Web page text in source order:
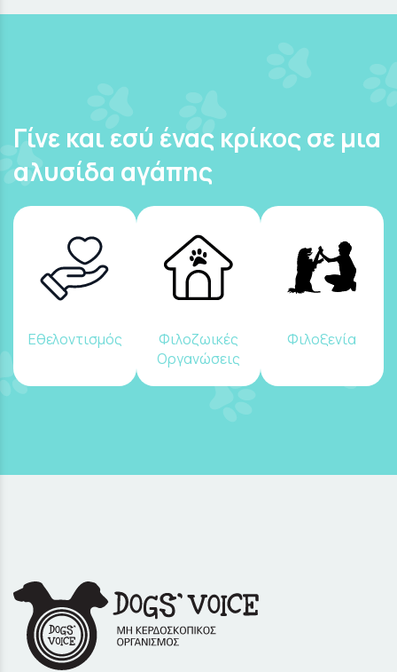
Γίνε και εσύ ένας κρίκος σε μια
αλυσίδα αγάπης
Εθελοντισμός
Φιλοζωικές
Οργανώσεις
Φιλοξενία